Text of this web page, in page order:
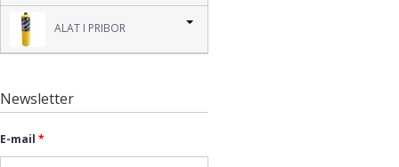
ALAT I PRIBOR
Newsletter
E-mail *